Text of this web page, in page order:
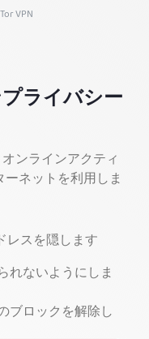
Tor VPN
ライバシー
ンラインアクティ
ネットを利用しま
レスを隠します
れないようにしま
ブロックを解除し